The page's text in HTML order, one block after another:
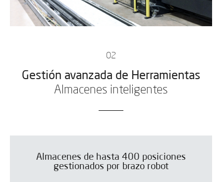
02
Gestión avanzada de Herramientas
Almacenes inteligentes
Almacenes de hasta 400 posiciones
gestionados por brazo robot